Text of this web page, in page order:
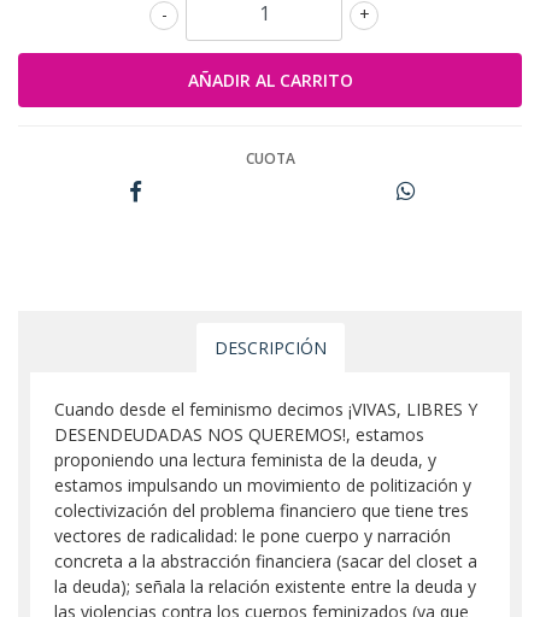
+
-
CUOTA
DESCRIPCIÓN
Cuando desde el feminismo decimos ¡VIVAS, LIBRES Y
DESENDEUDADAS NOS QUEREMOS!, estamos
proponiendo una lectura feminista de la deuda, y
estamos impulsando un movimiento de politización y
colectivización del problema financiero que tiene tres
vectores de radicalidad: le pone cuerpo y narración
concreta a la abstracción financiera (sacar del closet a
la deuda); señala la relación existente entre la deuda y
las violencias contra los cuerpos feminizados (ya que